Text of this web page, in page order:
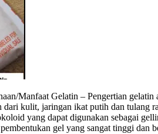
Manfaat Gelatin – Pengertian gelatin
dari kulit, jaringan ikat putih dan tulang
yang dapat digunakan sebagai
gel yang sangat tinggi dan